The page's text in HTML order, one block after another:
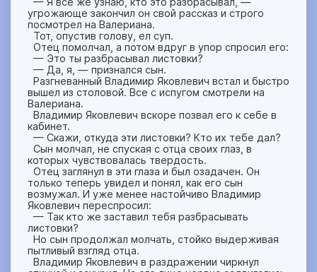
угрожающе закончил он свой рассказ и строго
посмотрел на Валериана.
Тот, опустив голову, ел суп.
Отец помолчал, а потом вдруг в упор спросил его:
— Это ты разбрасывал листовки?
— Да, я, — признался сын.
Разгневанный Владимир Яковлевич встал и быстро
вышел из столовой. Все с испугом смотрели на
Валериана.
Владимир Яковлевич вскоре позвал его к себе в
кабинет.
— Скажи, откуда эти листовки? Кто их тебе дал?
Сын молчал, не спуская с отца своих глаз, в
которых чувствовалась твердость.
Отец заглянул в эти глаза и был озадачен. Он
только теперь увидел и понял, как его сын
возмужал. И уже менее настойчиво Владимир
Яковлевич переспросил:
— Так кто же заставил тебя разбрасывать
листовки?
Но сын продолжал молчать, стойко выдерживая
пытливый взгляд отца.
Владимир Яковлевич в раздражении чиркнул